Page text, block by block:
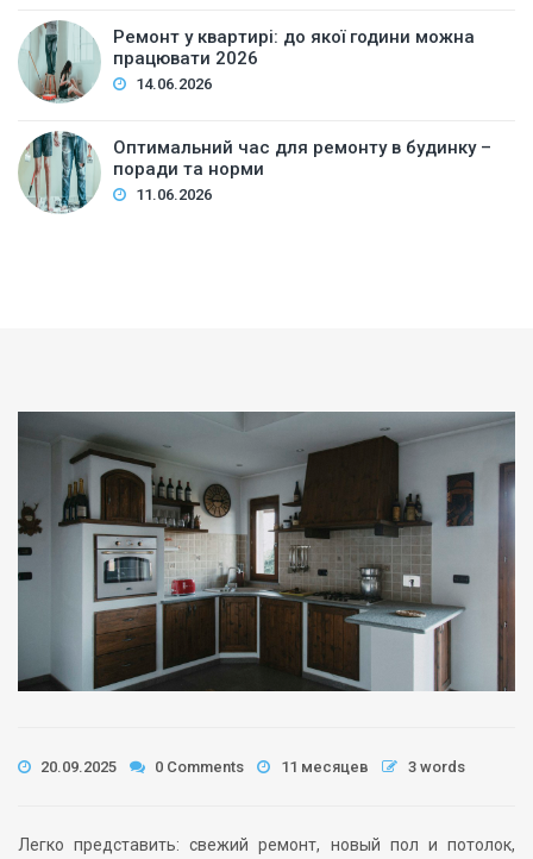
Ремонт у квартирі: до якої години можна
працювати 2026
14.06.2026
Оптимальний час для ремонту в будинку –
поради та норми
11.06.2026
20.09.2025 0 Comments 11 месяцев 3 words
Легко представить: свежий ремонт, новый пол и потолок,